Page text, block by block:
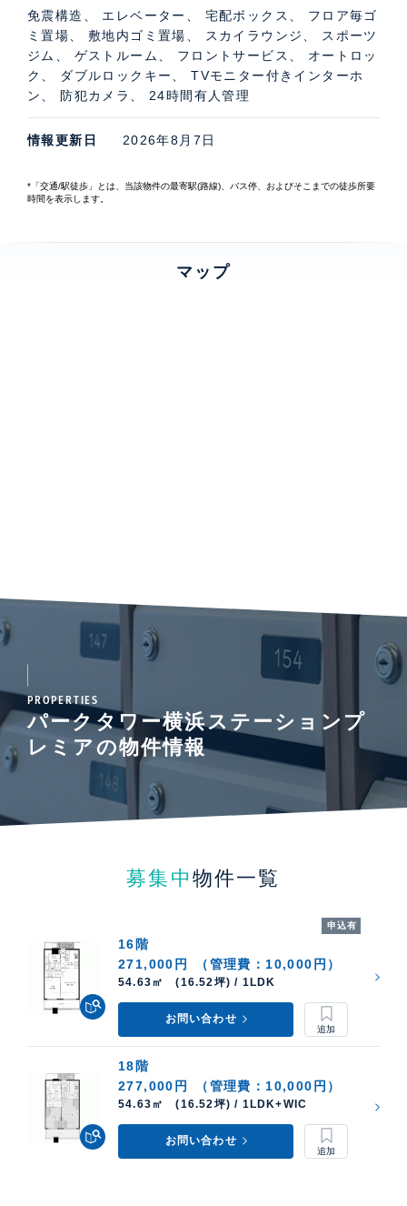
免震構造、 エレベーター、 宅配ボックス、 フロア毎ゴ
ミ置場、 敷地内ゴミ置場、 スカイラウンジ、 スポーツ
ジム、 ゲストルーム、 フロントサービス、 オートロッ
ク、 ダブルロックキー、 TVモニター付きインターホ
ン、 防犯カメラ、 24時間有人管理
情報更新日 2026年8月7日
*「交通/駅徒歩」とは、当該物件の最寄駅(路線)、バス停、およびそこまでの徒歩所要
時間を表示します。
マップ
PROPERTIES
パークタワー横浜ステーションプ
レミアの物件情報
募集中 物件一覧
申込有
16階
271,000円
（管理費：10,000円）
54.63㎡ (16.52坪) / 1LDK
お問い合わせ
18階
277,000円
（管理費：10,000円）
54.63㎡ (16.52坪) / 1LDK+WIC
お問い合わせ